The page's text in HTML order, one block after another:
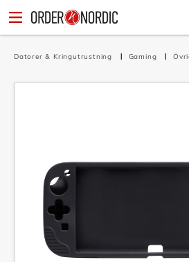
Datorer & Kringutrustning Gaming